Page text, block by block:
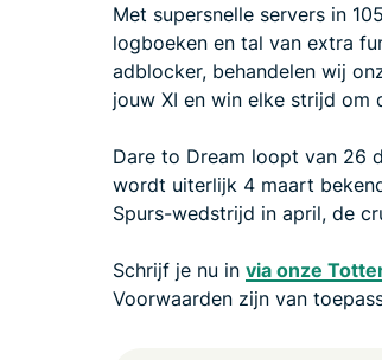
Met supersnelle servers in
logboeken en tal van extra
adblocker, behandelen wij
jouw XI en win elke strijd om
Dare to Dream loopt van 26
wordt uiterlijk 4 maart
Spurs-wedstrijd in april, de
Schrijf je nu in via onze
Voorwaarden zijn van